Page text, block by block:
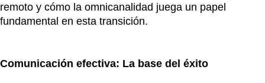
remoto y cómo la omnicanalidad juega un papel
fundamental en esta transición.
Comunicación efectiva: La base del éxito